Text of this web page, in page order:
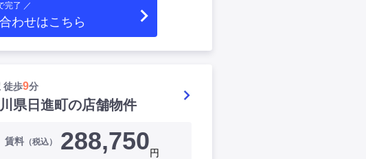
完了 ／
わせはこちら
徒歩9分
県日進町の店舗物件
賃料（税込） 288,750円